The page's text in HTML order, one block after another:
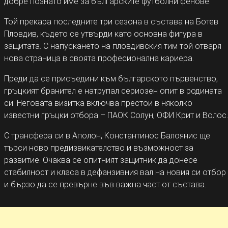
Той прекара последните три сезона в състава на Ботев
Пловдив, където се утвърди като основна фигура в
защитата. С напускането на пловдивския тим той отваря
нова страница в своята професионална кариера.
Преди да се присъедини към българското първенство,
гръцкият бранител е натрупал сериозен опит в родината
си. Неговата визитка включва престои в няколко
известни гръцки отбора – ПАОК Солун, ОФИ Крит и Волос.
С трансфера си в Аполон, Константинос Балоянис ще
търси ново предизвикателство и възможност за
развитие. Очаква се опитният защитник да донесе
стабилност и класа в дефанзивния вал на новия си отбор
и бързо да се превърне във важна част от състава.